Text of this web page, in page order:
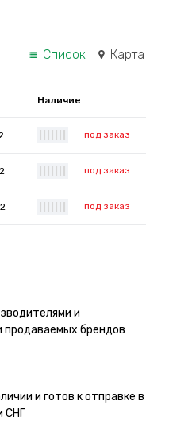
Список Карта
Наличие
под заказ
под заказ
под заказ
и
продаваемых брендов
и готов к отправке в
СНГ